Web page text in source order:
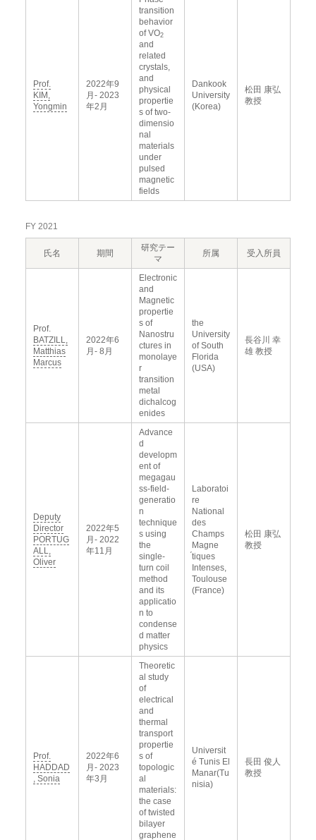
Prof.
KIM,
Yongmin
2022年9
月- 2023
年2月
transition
behavior
of VO2
and
related
crystals,
and
physical
propertie
s of two-
dimensio
nal
materials
under
pulsed
magnetic
fields
Dankook
University
(Korea)
松田 康弘
教授
FY 2021
氏名 期間
研究テー
マ
所属 受入所員
Prof.
BATZILL,
Matthias
Marcus
2022年6
月- 8月
Electronic
and
Magnetic
propertie
s of
Nanostru
ctures in
monolaye
r
transition
metal
dichalcog
enides
the
University
of South
Florida
(USA)
長谷川 幸
雄 教授
Deputy
Director
PORTUG
ALL,
Oliver
2022年5
月- 2022
年11月
Advance
d
developm
ent of
megagau
ss-field-
generatio
n
technique
s using
the
single-
turn coil
method
and its
applicatio
n to
condense
d matter
physics
Laboratoi
re
National
des
Champs
Magne
́tiques
Intenses,
Toulouse
(France)
松田 康弘
教授
Prof.
HADDAD
, Sonia
2022年6
月- 2023
年3月
Theoretic
al study
of
electrical
and
thermal
transport
propertie
s of
topologic
al
materials:
the case
of twisted
bilayer
graphene
Universit
é Tunis El
Manar(Tu
nisia)
長田 俊人
教授